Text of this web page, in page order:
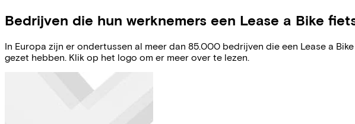
Bedrijven die hun werknemers een Lease a Bike
In Europa zijn er ondertussen al meer dan 85.000 bedrijven die een Lease a
gezet hebben. Klik op het logo om er meer over te lezen.